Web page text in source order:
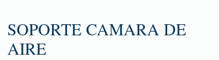
SOPORTE CAMARA DE
AIRE